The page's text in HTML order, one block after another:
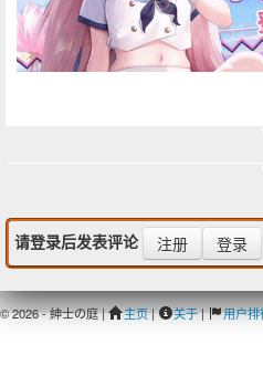
请登录后发表评论 注册 登录
© 2026 - 紳士の庭 | 主页| 关于| 用户排